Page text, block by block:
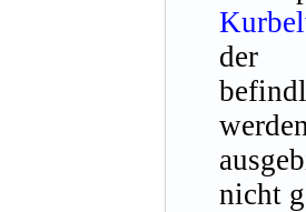
der
nicht